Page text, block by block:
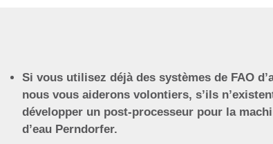
Si vous utilisez déjà des systèmes de FAO
nous vous aiderons volontiers, s’ils
développer un post-processeur pour la
d’eau Perndorfer.